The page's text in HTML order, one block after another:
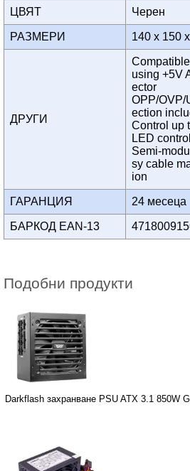
ЦВЯТ Черен
РАЗМЕРИ 140 x 150
ДРУГИ
using +5V
ector
OPP/OVP/
ection
Control up
LED
Semi-
sy cable
ion
ГАРАНЦИЯ 24 месеца
БАРКОД EAN-13
Подобни продукти
Darkflash захранване PSU ATX 3.1 850W